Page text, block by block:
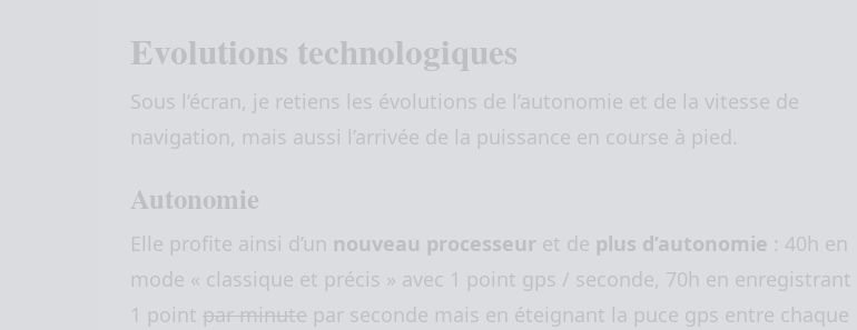
Evolutions technologiques
Sous l’écran, je retiens les évolutions de l’autonomie et de la vitesse de
navigation, mais aussi l’arrivée de la puissance en course à pied.
Autonomie
Elle profite ainsi d’un nouveau processeur et de plus d’autonomie : 40h en
mode « classique et précis » avec 1 point gps / seconde, 70h en enregistrant
1 point par minute par seconde mais en éteignant la puce gps entre chaque